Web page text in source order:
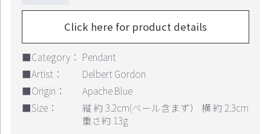
Click here for product details
■Category： Pendant
■Artist：
Delbert Gordon
■Origin：
Apache Blue
■Size：
縦 約 3.2cm(ベール含まず） 横 約 2.3cm
重さ約 13g